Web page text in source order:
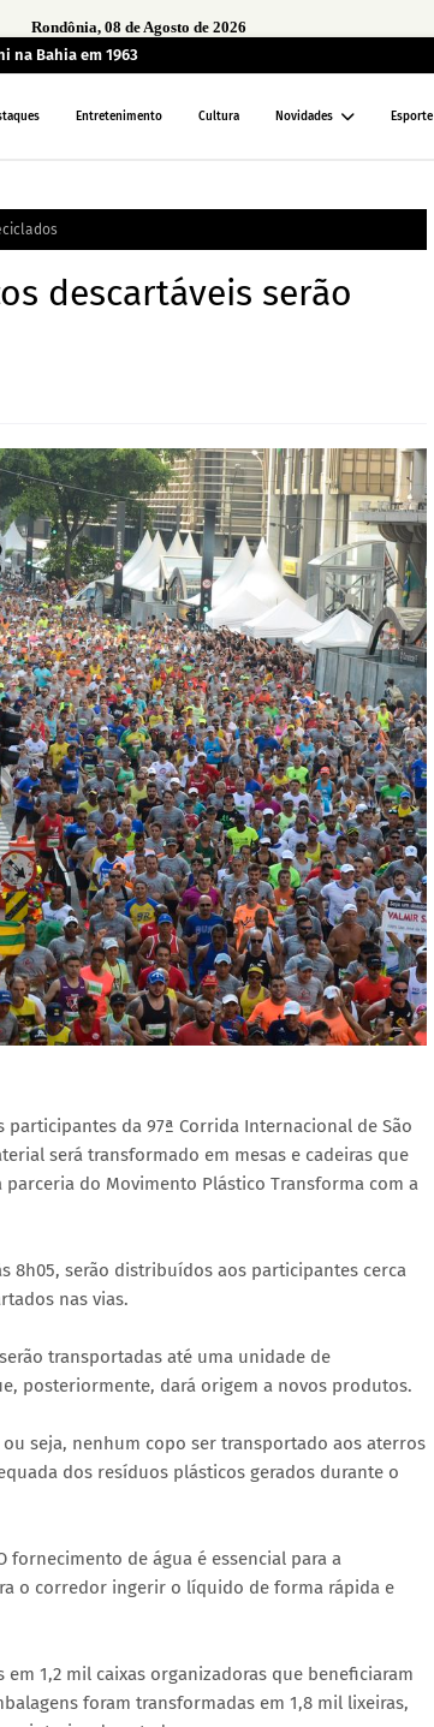
Rondônia, 08 de Agosto de 2026
na Bahia em 1963
Entretenimento Cultura Novidades Esporte
descartáveis serão
da 97ª Corrida Internacional de São
será transformado em mesas e cadeiras que
do Movimento Plástico Transforma com a
8h05, serão distribuídos aos participantes cerca
nas vias.
transportadas até uma unidade de
posteriormente, dará origem a novos produtos.
seja, nenhum copo ser transportado aos aterros
dos resíduos plásticos gerados durante o
fornecimento de água é essencial para a
o corredor ingerir o líquido de forma rápida e
1,2 mil caixas organizadoras que beneficiaram
foram transformadas em 1,8 mil lixeiras,